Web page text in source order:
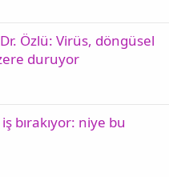
Özlü: Virüs, döngüsel
duruyor
bırakıyor: niye bu